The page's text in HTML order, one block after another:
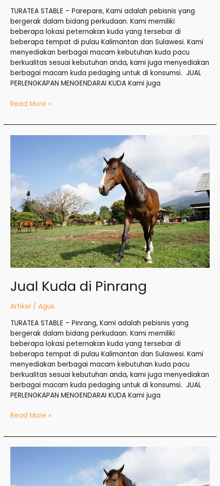
TURATEA STABLE – Parepare, Kami adalah pebisnis yang
bergerak dalam bidang perkudaan. Kami memiliki
beberapa lokasi peternakan kuda yang tersebar di
beberapa tempat di pulau Kalimantan dan Sulawesi. Kami
menyediakan berbagai macam kebutuhan kuda pacu
berkualitas sesuai kebutuhan anda, kami juga menyediakan
berbagai macam kuda pedaging untuk di konsumsi. JUAL
PERLENGKAPAN MENGENDARAI KUDA Kami juga
Read More »
Jual Kuda di Pinrang
Artikel /Agus
TURATEA STABLE – Pinrang, Kami adalah pebisnis yang
bergerak dalam bidang perkudaan. Kami memiliki
beberapa lokasi peternakan kuda yang tersebar di
beberapa tempat di pulau Kalimantan dan Sulawesi. Kami
menyediakan berbagai macam kebutuhan kuda pacu
berkualitas sesuai kebutuhan anda, kami juga menyediakan
berbagai macam kuda pedaging untuk di konsumsi. JUAL
PERLENGKAPAN MENGENDARAI KUDA Kami juga
Read More »
Palopo